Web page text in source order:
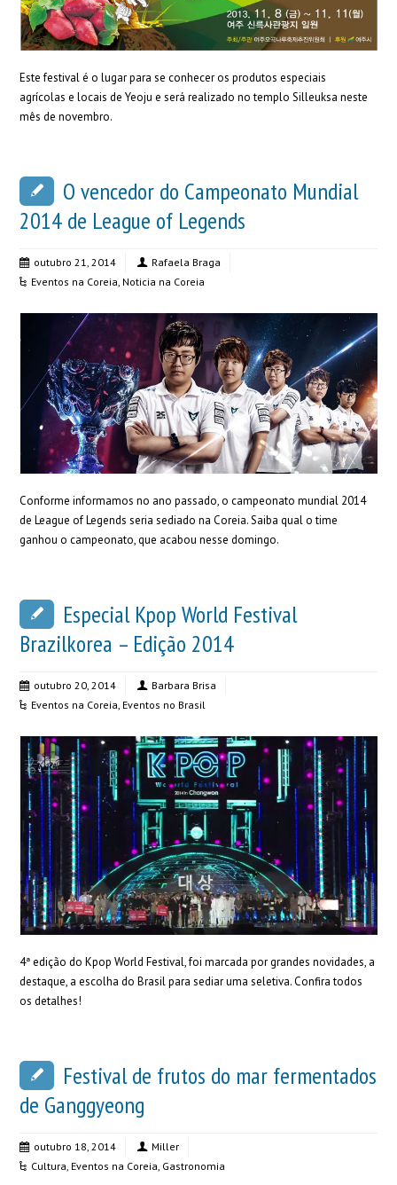
Este festival é o lugar para se conhecer os produtos especiais
agrícolas e locais de Yeoju e será realizado no templo Silleuksa neste
mês de novembro.
O vencedor do Campeonato Mundial
2014 de League of Legends
outubro 21, 2014
Rafaela Braga
Eventos na Coreia, Noticia na Coreia
Conforme informamos no ano passado, o campeonato mundial 2014
de League of Legends seria sediado na Coreia. Saiba qual o time
ganhou o campeonato, que acabou nesse domingo.
Especial Kpop World Festival
Brazilkorea – Edição 2014
outubro 20, 2014
Barbara Brisa
Eventos na Coreia, Eventos no Brasil
4ª edição do Kpop World Festival, foi marcada por grandes novidades, a
destaque, a escolha do Brasil para sediar uma seletiva. Confira todos
os detalhes!
Festival de frutos do mar fermentados
de Ganggyeong
outubro 18, 2014
Miller
Cultura, Eventos na Coreia, Gastronomia